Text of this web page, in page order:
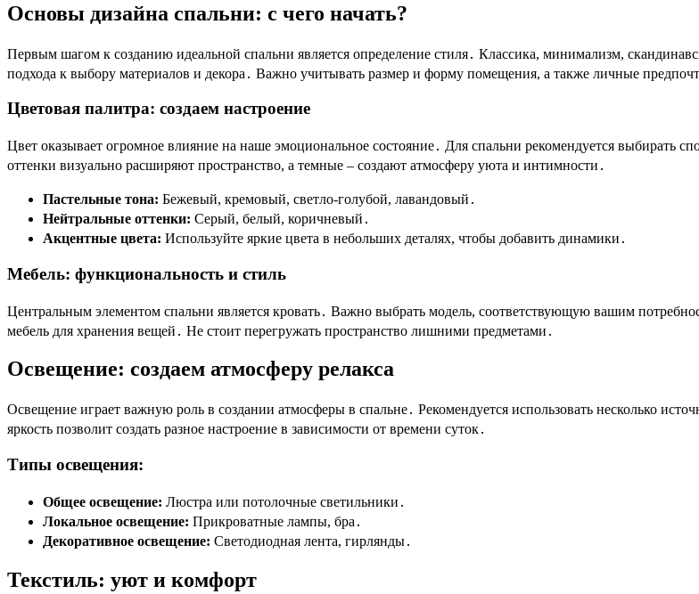
Основы дизайна спальни: с чего начать?
Первым шагом к созданию идеальной спальни является определение стиля․ Классика, минимализм,
подхода к выбору материалов и декора․ Важно учитывать размер и форму помещения, а также личные
Цветовая палитра: создаем настроение
Цвет оказывает огромное влияние на наше эмоциональное состояние․ Для спальни рекомендуется выбирать
оттенки визуально расширяют пространство, а темные – создают атмосферу уюта и интимности․
Пастельные тона: Бежевый, кремовый, светло-голубой, лавандовый․
Нейтральные оттенки: Серый, белый, коричневый․
Акцентные цвета: Используйте яркие цвета в небольших деталях, чтобы добавить динамики․
Мебель: функциональность и стиль
Центральным элементом спальни является кровать․ Важно выбрать модель, соответствующую вашим
мебель для хранения вещей․ Не стоит перегружать пространство лишними предметами․
Освещение: создаем атмосферу релакса
Освещение играет важную роль в создании атмосферы в спальне․ Рекомендуется использовать несколько
яркость позволит создать разное настроение в зависимости от времени суток․
Типы освещения:
Общее освещение: Люстра или потолочные светильники․
Локальное освещение: Прикроватные лампы, бра․
Декоративное освещение: Светодиодная лента, гирлянды․
Текстиль: уют и комфорт